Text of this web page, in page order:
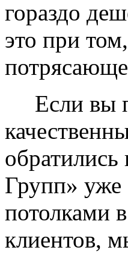
гораздо
это при
Если вы
Групп» уже
потолками
клиентов,